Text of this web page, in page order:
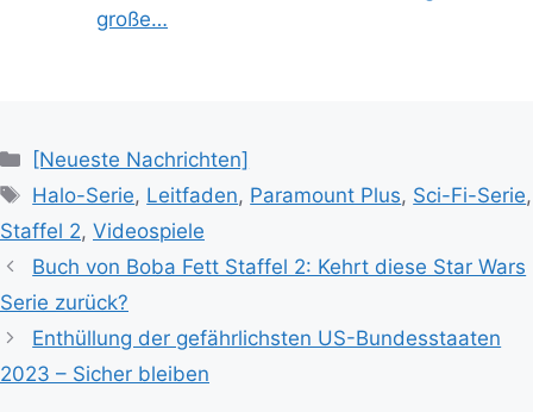
große…
Categories
[Neueste Nachrichten]
Tags
Halo-Serie, Leitfaden, Paramount Plus, Sci-Fi-Serie,
Staffel 2, Videospiele
Buch von Boba Fett Staffel 2: Kehrt diese Star Wars
Serie zurück?
Enthüllung der gefährlichsten US-Bundesstaaten
2023 – Sicher bleiben